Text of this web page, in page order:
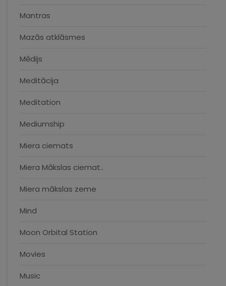
Mantras
Mazās atklāsmes
Mēdijs
Meditācija
Meditation
Mediumship
Miera ciemats
Miera Mākslas ciemat..
Miera mākslas zeme
Mind
Moon Orbital Station
Movies
Music